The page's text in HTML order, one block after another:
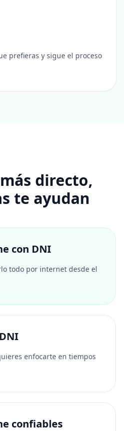
prefieras y sigue el proceso
directo,
te ayudan
con DNI
todo por internet desde el
enfocarte en tiempos
confiables